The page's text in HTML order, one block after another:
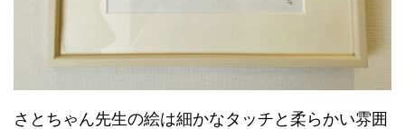
さとちゃん先生の絵は細かなタッチと柔らかい雰囲